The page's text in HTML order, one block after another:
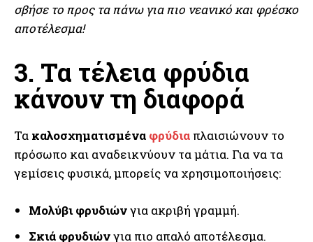
σβήσε το προς τα πάνω για πιο νεανικό και φρέσκο
αποτέλεσμα!
3. Τα τέλεια φρύδια
κάνουν τη διαφορά
Τα καλοσχηματισμένα φρύδια πλαισιώνουν το
πρόσωπο και αναδεικνύουν τα μάτια. Για να τα
γεμίσεις φυσικά, μπορείς να χρησιμοποιήσεις:
Μολύβι φρυδιώνγια ακριβή γραμμή.
Σκιά φρυδιώνγια πιο απαλό αποτέλεσμα.